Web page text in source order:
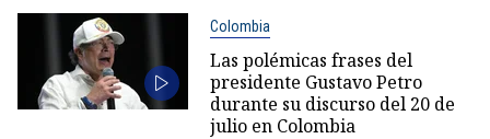
Colombia
Las polémicas frases del
presidente Gustavo Petro
durante su discurso del 20 de
julio en Colombia